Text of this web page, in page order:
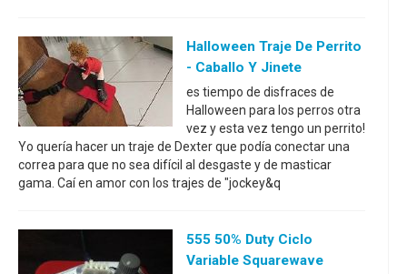
Halloween Traje De Perrito
- Caballo Y Jinete
es tiempo de disfraces de
Halloween para los perros otra
vez y esta vez tengo un perrito!
Yo quería hacer un traje de Dexter que podía conectar una
correa para que no sea difícil al desgaste y de masticar
gama. Caí en amor con los trajes de "jockey&q
555 50% Duty Ciclo
Variable Squarewave